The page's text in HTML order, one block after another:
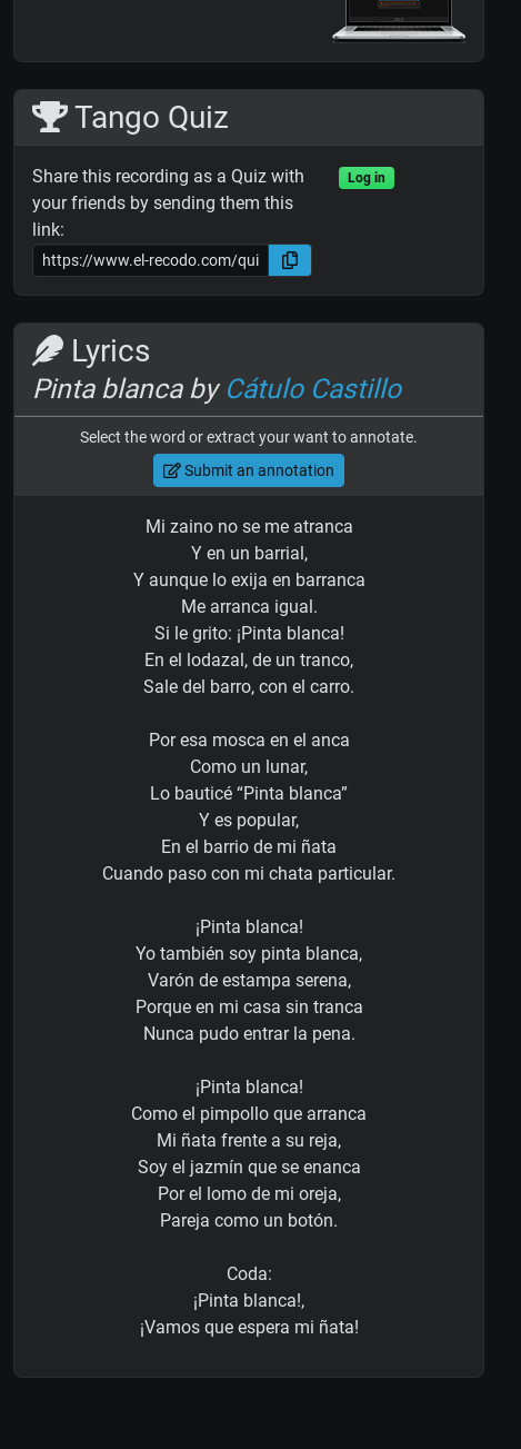
Tango Quiz
Share this recording as a Quiz with
your friends by sending them this
link:
Log in
Lyrics
Pinta blanca by Cátulo Castillo
Select the word or extract your want to annotate.
Submit an annotation
Mi zaino no se me atranca
Y en un barrial,
Y aunque lo exija en barranca
Me arranca igual.
Si le grito: ¡Pinta blanca!
En el lodazal, de un tranco,
Sale del barro, con el carro.
Por esa mosca en el anca
Como un lunar,
Lo bauticé “Pinta blanca”
Y es popular,
En el barrio de mi ñata
Cuando paso con mi chata particular.
¡Pinta blanca!
Yo también soy pinta blanca,
Varón de estampa serena,
Porque en mi casa sin tranca
Nunca pudo entrar la pena.
¡Pinta blanca!
Como el pimpollo que arranca
Mi ñata frente a su reja,
Soy el jazmín que se enanca
Por el lomo de mi oreja,
Pareja como un botón.
Coda:
¡Pinta blanca!,
¡Vamos que espera mi ñata!